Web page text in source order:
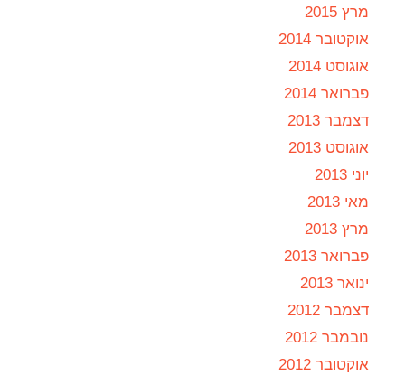
מרץ 2015
אוקטובר 2014
אוגוסט 2014
פברואר 2014
דצמבר 2013
אוגוסט 2013
יוני 2013
מאי 2013
מרץ 2013
פברואר 2013
ינואר 2013
דצמבר 2012
נובמבר 2012
אוקטובר 2012